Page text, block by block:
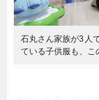
石丸さん家族が3人
ている子供服も、こ